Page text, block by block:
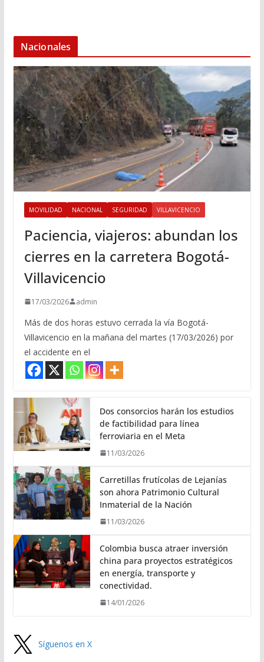
Nacionales
MOVILIDAD NACIONAL SEGURIDAD VILLAVICENCIO
Paciencia, viajeros: abundan los
cierres en la carretera Bogotá-
Villavicencio
17/03/2026 admin
Más de dos horas estuvo cerrada la vía Bogotá-
Villavicencio en la mañana del martes (17/03/2026) por
el accidente en el
Dos consorcios harán los estudios
de factibilidad para línea
ferroviaria en el Meta
11/03/2026
Carretillas frutícolas de Lejanías
son ahora Patrimonio Cultural
Inmaterial de la Nación
11/03/2026
Colombia busca atraer inversión
china para proyectos estratégicos
en energía, transporte y
conectividad.
14/01/2026
Síguenos en X